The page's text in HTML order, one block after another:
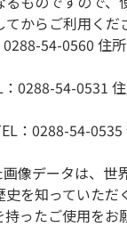
からご利用くだ
0288-54-0560 住
：0288-54-0531
：0288-54-
像データは、世
を知っていただ
ったご使用をお